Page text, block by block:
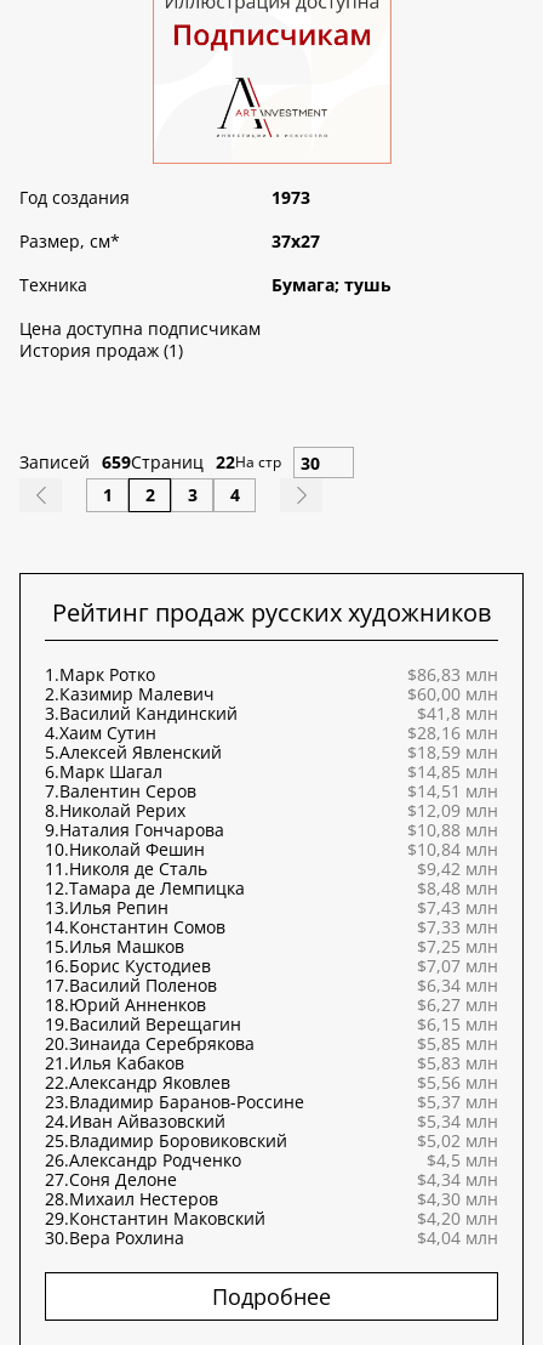
Год создания
1973
Размер, см*
37х27
Техника
Бумага; тушь
Цена доступна подписчикам
История продаж (1)
Записей 659Страниц 22На стр
1 2 3 4
Рейтинг продаж русских художников
1.Марк Ротко
$86,83 млн
2.Казимир Малевич
$60,00 млн
3.Василий Кандинский
$41,8 млн
4.Хаим Сутин
$28,16 млн
5.Алексей Явленский
$18,59 млн
6.Марк Шагал
$14,85 млн
7.Валентин Серов
$14,51 млн
8.Николай Рерих
$12,09 млн
9.Наталия Гончарова
$10,88 млн
10.Николай Фешин
$10,84 млн
11.Николя де Сталь
$9,42 млн
12.Тамара де Лемпицка
$8,48 млн
13.Илья Репин
$7,43 млн
14.Константин Сомов
$7,33 млн
15.Илья Машков
$7,25 млн
16.Борис Кустодиев
$7,07 млн
17.Василий Поленов
$6,34 млн
18.Юрий Анненков
$6,27 млн
19.Василий Верещагин
$6,15 млн
20.Зинаида Серебрякова
$5,85 млн
21.Илья Кабаков
$5,83 млн
22.Александр Яковлев
$5,56 млн
23.Владимир Баранов-Россине
$5,37 млн
24.Иван Айвазовский
$5,34 млн
25.Владимир Боровиковский
$5,02 млн
26.Александр Родченко
$4,5 млн
27.Соня Делоне
$4,34 млн
28.Михаил Нестеров
$4,30 млн
29.Константин Маковский
$4,20 млн
30.Вера Рохлина $4,04 млн
Подробнее